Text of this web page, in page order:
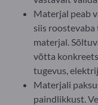
Materjal peab
siis
materjal.
võtta
tugevus,
Materjali
paindlikkust.